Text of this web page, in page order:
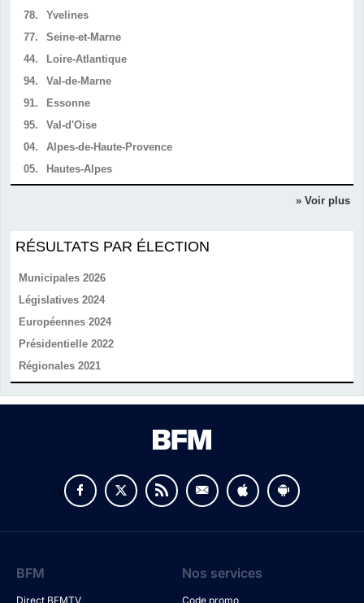
78.
Yvelines
77.
Seine-et-Marne
44.
Loire-Atlantique
94.
Val-de-Marne
91.
Essonne
95.
Val-d'Oise
04.
Alpes-de-Haute-Provence
05.
Hautes-Alpes
» Voir plus
RÉSULTATS PAR ÉLECTION
Municipales 2026
Législatives 2024
Européennes 2024
Présidentielle 2022
Régionales 2021
v
BFM
Direct BFMTV
Nos services
Code promo